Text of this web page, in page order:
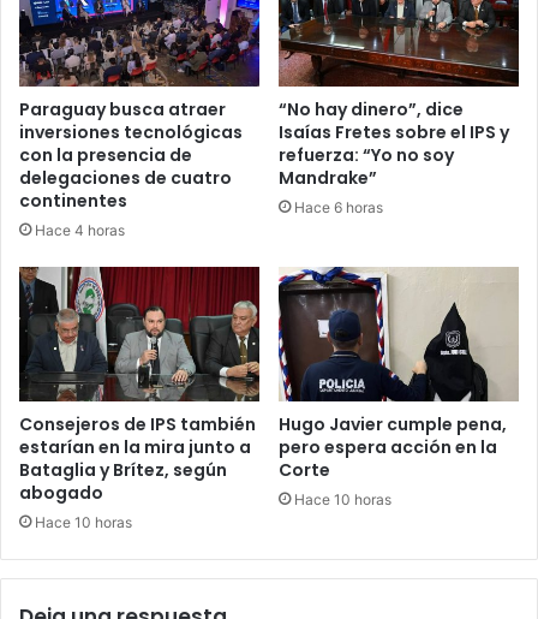
Paraguay busca atraer
inversiones tecnológicas
con la presencia de
delegaciones de cuatro
continentes
Hace 4 horas
“No hay dinero”, dice
Isaías Fretes sobre el IPS y
refuerza: “Yo no soy
Mandrake”
Hace 6 horas
Consejeros de IPS también
estarían en la mira junto a
Bataglia y Brítez, según
abogado
Hace 10 horas
Hugo Javier cumple pena,
pero espera acción en la
Corte
Hace 10 horas